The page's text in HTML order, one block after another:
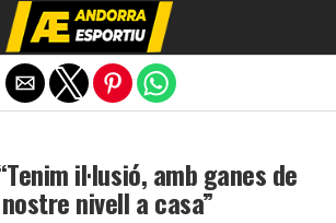
il·lusió, amb ganes de
nivell a casa”
Exit mobile version